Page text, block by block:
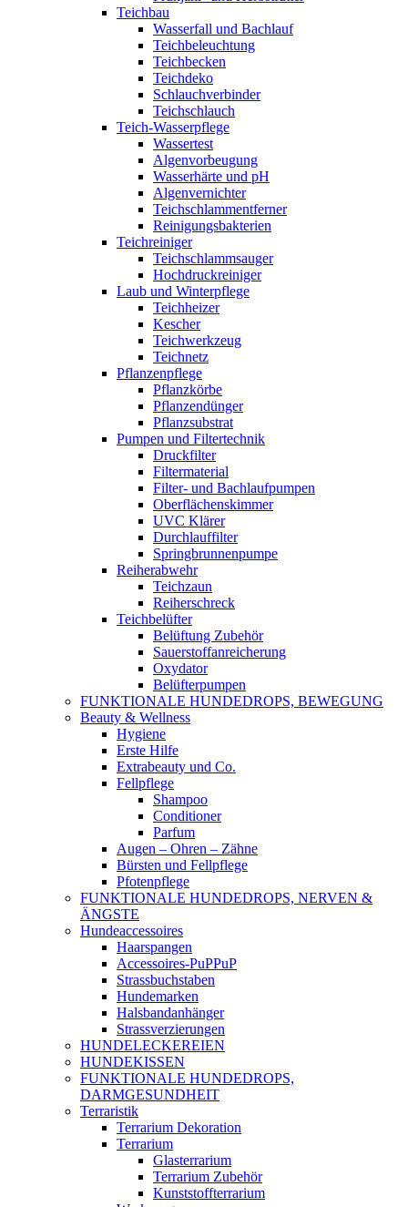
Teichbau
Wasserfall und Bachlauf
Teichbeleuchtung
Teichbecken
Teichdeko
Schlauchverbinder
Teichschlauch
Teich-Wasserpflege
Wassertest
Algenvorbeugung
Wasserhärte und pH
Algenvernichter
Teichschlammentferner
Reinigungsbakterien
Teichreiniger
Teichschlammsauger
Hochdruckreiniger
Laub und Winterpflege
Teichheizer
Kescher
Teichwerkzeug
Teichnetz
Pflanzenpflege
Pflanzkörbe
Pflanzendünger
Pflanzsubstrat
Pumpen und Filtertechnik
Druckfilter
Filtermaterial
Filter- und Bachlaufpumpen
Oberflächenskimmer
UVC Klärer
Durchlauffilter
Springbrunnenpumpe
Reiherabwehr
Teichzaun
Reiherschreck
Teichbelüfter
Belüftung Zubehör
Sauerstoffanreicherung
Oxydator
Belüfterpumpen
FUNKTIONALE HUNDEDROPS, BEWEGUNG
Beauty & Wellness
Hygiene
Erste Hilfe
Extrabeauty und Co.
Fellpflege
Shampoo
Conditioner
Parfum
Augen – Ohren – Zähne
Bürsten und Fellpflege
Pfotenpflege
FUNKTIONALE HUNDEDROPS, NERVEN &
ÄNGSTE
Hundeaccessoires
Haarspangen
Accessoires-PuPPuP
Strassbuchstaben
Hundemarken
Halsbandanhänger
Strassverzierungen
HUNDELECKEREIEN
HUNDEKISSEN
FUNKTIONALE HUNDEDROPS,
DARMGESUNDHEIT
Terraristik
Terrarium Dekoration
Terrarium
Glasterrarium
Terrarium Zubehör
Kunststoffterrarium